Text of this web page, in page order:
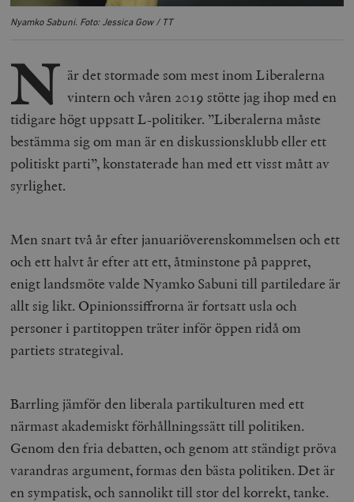
Nyamko Sabuni. Foto: Jessica Gow / TT
N är det stormade som mest inom Liberalerna
vintern och våren 2019 stötte jag ihop med en
tidigare högt uppsatt L-politiker. ”Liberalerna måste
bestämma sig om man är en diskussionsklubb eller ett
politiskt parti”, konstaterade han med ett visst mått av
syrlighet.
Men snart två år efter januariöverenskommelsen och ett
och ett halvt år efter att ett, åtminstone på pappret,
enigt landsmöte valde Nyamko Sabuni till partiledare är
allt sig likt. Opinionssiffrorna är fortsatt usla och
personer i partitoppen träter inför öppen ridå om
partiets strategival.
Barrling jämför den liberala partikulturen med ett
närmast akademiskt förhållningssätt till politiken.
Genom den fria debatten, och genom att ständigt pröva
varandras argument, formas den bästa politiken. Det är
en sympatisk, och sannolikt till stor del korrekt, tanke.